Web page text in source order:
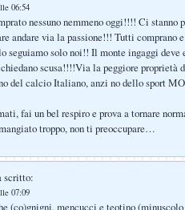
06:54
nessuno nemmeno oggi!!!! Ci stanno
andare via la passione!!! Tutti comprano
seguiamo solo noi!! Il monte ingaggi
scusa!!!!Via la peggiore proprietà
del calcio Italiano, anzi no dello sport
fai un bel respiro e prova a tornare
troppo, non ti preoccupare…
scritto:
07:09
(co)gnigni, mencucci e teotino